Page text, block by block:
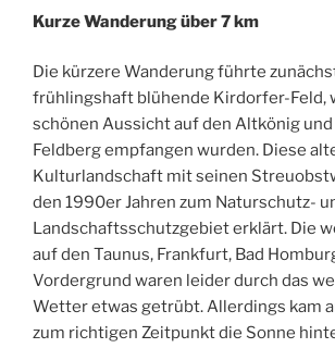
Kurze Wanderung über 7 km
Die kürzere Wanderung führte
frühlingshaft blühende Kirdorfer-Feld,
schönen Aussicht auf den Altkönig und
Feldberg empfangen wurden. Diese
Kulturlandschaft mit seinen
den 1990er Jahren zum Naturschutz-
Landschaftsschutzgebiet erklärt. Die
auf den Taunus, Frankfurt, Bad
Vordergrund waren leider durch das
Wetter etwas getrübt. Allerdings kam
zum richtigen Zeitpunkt die Sonne